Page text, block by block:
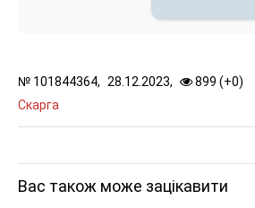
№ 101844364, 28.12.2023, 899 (+0)
Скарга
Вас також може зацікавити